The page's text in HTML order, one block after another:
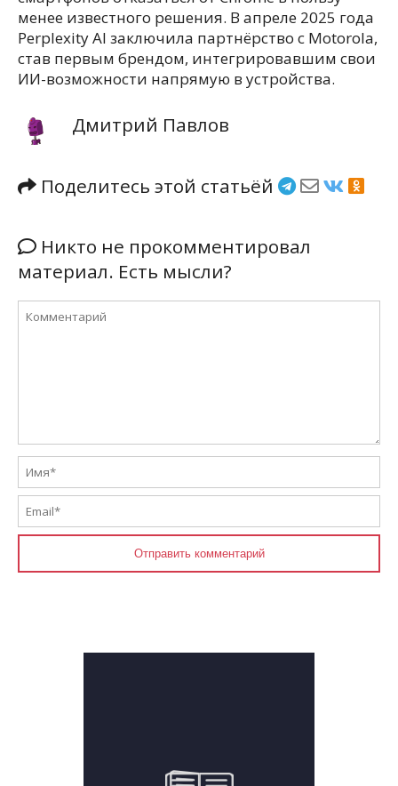
менее известного решения. В апреле 2025 года
Perplexity AI заключила партнёрство с Motorola,
став первым брендом, интегрировавшим свои
ИИ-возможности напрямую в устройства.
Дмитрий Павлов
Поделитесь этой статьёй
Никто не прокомментировал
материал. Есть мысли?